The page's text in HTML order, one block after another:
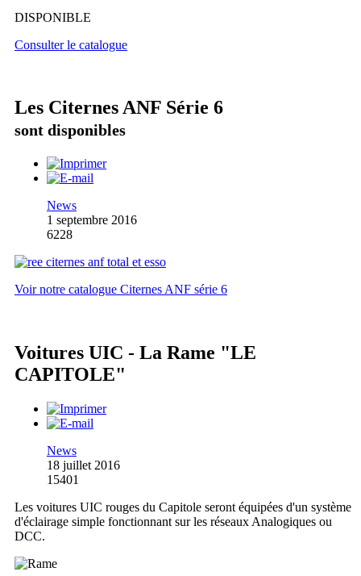
DISPONIBLE
Consulter le catalogue
Les Citernes ANF Série 6
sont disponibles
News
1 septembre 2016
6228
Voir notre catalogue Citernes ANF série 6
Voitures UIC - La Rame "LE
CAPITOLE"
News
18 juillet 2016
15401
Les voitures UIC rouges du Capitole seront équipées d'un système
d'éclairage simple fonctionnant sur les réseaux Analogiques ou
DCC.